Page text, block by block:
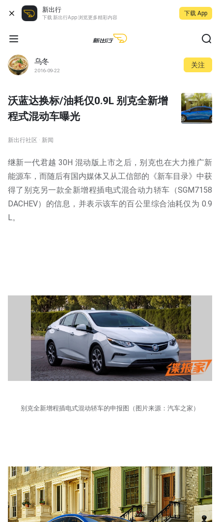
新出行
下载 新出行App 浏览更多精彩内容
下载 App
乌冬
2016-09-22
关注
沃蓝达换标/油耗仅0.9L 别克全新增
程式混动车曝光
新出行社区 · 新闻
继新一代君越 30H 混动版上市之后，别克也在大力推广新
能源车，而随后有国内媒体又从工信部的《新车目录》中获
得了别克另一款全新增程插电式混合动力轿车（SGM7158
DACHEV）的信息，并表示该车的百公里综合油耗仅为 0.9
L。
别克全新增程插电式混动轿车的申报图（图片来源：汽车之家）